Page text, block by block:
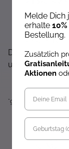
Keine
Über
Dir wird hier
unsere Cookie-
*gültig auf alle
Melde
erhalte
Bestellung.
Zusätzlich
Aktionen
Geburtstag